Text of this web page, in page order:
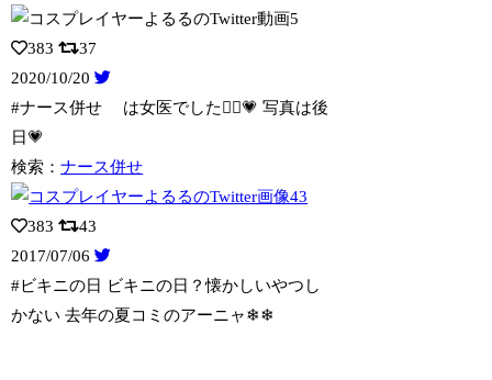
383
37
2020/10/20
#ナース併せ は女医でした👩‍⚕️💗 写真は後
日💗
検索：ナース併せ
383
43
2017/07/06
#ビキニの日 ビキニの日？懐かしいやつし
かない 去年の夏コミのアーニャ❄❄